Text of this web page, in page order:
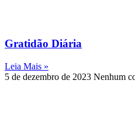
Gratidão Diária
Leia Mais »
5 de dezembro de 2023 Nenhum